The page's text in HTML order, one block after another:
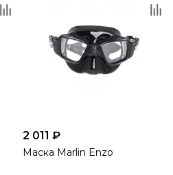
2 011 ₽
Маска Marlin Enzo